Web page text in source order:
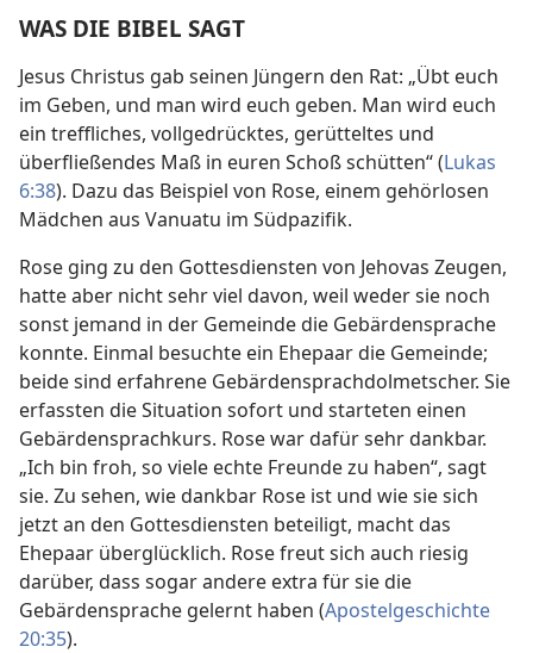
WAS DIE BIBEL SAGT
Jesus Christus gab seinen Jüngern den Rat: „Übt euch
im Geben, und man wird euch geben. Man wird euch
ein treffliches, vollgedrücktes, gerütteltes und
überfließendes Maß in euren Schoß schütten“ (Lukas
6:38). Dazu das Beispiel von Rose, einem gehörlosen
Mädchen aus Vanuatu im Südpazifik.
Rose ging zu den Gottesdiensten von Jehovas Zeugen,
hatte aber nicht sehr viel davon, weil weder sie noch
sonst jemand in der Gemeinde die Gebärdensprache
konnte. Einmal besuchte ein Ehepaar die Gemeinde;
beide sind erfahrene Gebärdensprachdolmetscher. Sie
erfassten die Situation sofort und starteten einen
Gebärdensprachkurs. Rose war dafür sehr dankbar.
„Ich bin froh, so viele echte Freunde zu haben“, sagt
sie. Zu sehen, wie dankbar Rose ist und wie sie sich
jetzt an den Gottesdiensten beteiligt, macht das
Ehepaar überglücklich. Rose freut sich auch riesig
darüber, dass sogar andere extra für sie die
Gebärdensprache gelernt haben (Apostelgeschichte
20:35).